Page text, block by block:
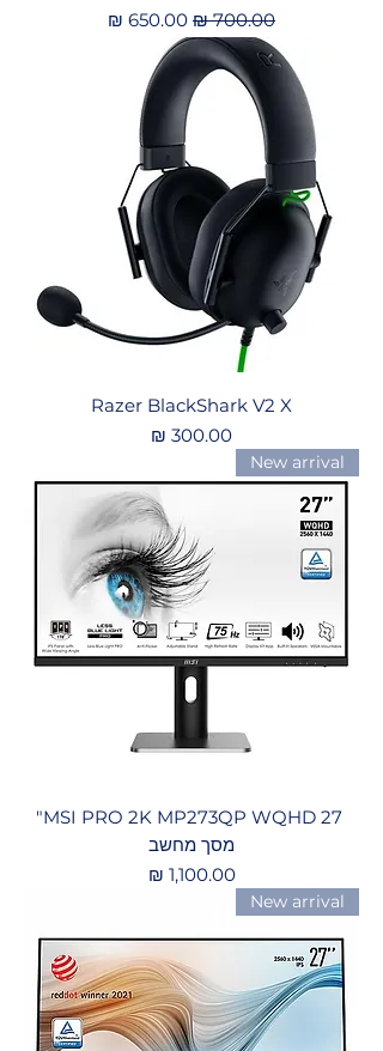
מחיר רגיל
מחיר מבצע
Razer BlackShark V2 X
מחיר
New arrival
‏ MSI PRO 2K MP273QP WQHD 27"
מסך מחשב
מחיר‏1,100.00 ‏₪
New arrival